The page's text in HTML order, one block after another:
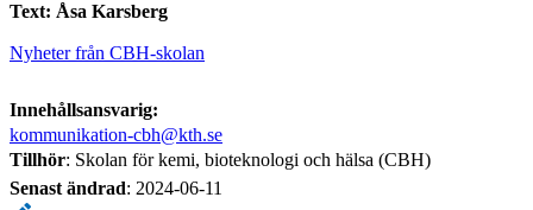
Text: Åsa Karsberg
Nyheter från CBH-skolan
Innehållsansvarig:
kommunikation-cbh@kth.se
Tillhör: Skolan för kemi, bioteknologi och hälsa (CBH)
Senast ändrad: 2024-06-11